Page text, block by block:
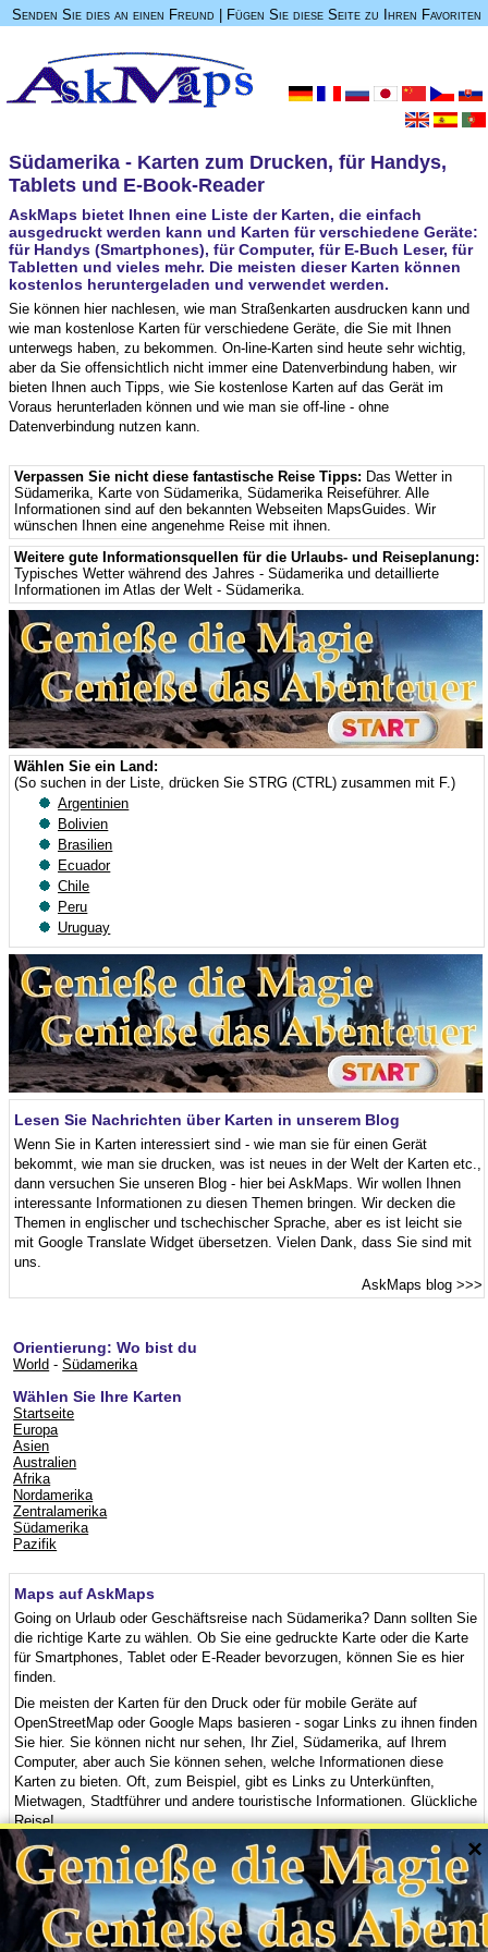
Senden Sie dies an einen Freund Fügen Sie diese Seite zu Ihren Favoriten
Südamerika - Karten zum Drucken, für Handys,
Tablets und E-Book-Reader
AskMaps bietet Ihnen eine Liste der Karten, die einfach
ausgedruckt werden kann und Karten für verschiedene Geräte:
für Handys (Smartphones), für Computer, für E-Buch Leser, für
Tabletten und vieles mehr. Die meisten dieser Karten können
kostenlos heruntergeladen und verwendet werden.
Sie können hier nachlesen, wie man Straßenkarten ausdrucken kann und
wie man kostenlose Karten für verschiedene Geräte, die Sie mit Ihnen
unterwegs haben, zu bekommen. On-line-Karten sind heute sehr wichtig,
aber da Sie offensichtlich nicht immer eine Datenverbindung haben, wir
bieten Ihnen auch Tipps, wie Sie kostenlose Karten auf das Gerät im
Voraus herunterladen können und wie man sie off-line - ohne
Datenverbindung nutzen kann.
Verpassen Sie nicht diese fantastische Reise Tipps: Das Wetter in
Südamerika, Karte von Südamerika,Südamerika Reiseführer. Alle
Informationen sind auf den bekannten Webseiten MapsGuides. Wir
wünschen Ihnen eine angenehme Reise mit ihnen.
Weitere gute Informationsquellen für die Urlaubs- und Reiseplanung:
Typisches Wetter während des Jahres - Südamerika und detaillierte
Informationen im Atlas der Welt - Südamerika.
Wählen Sie ein Land:
(So suchen in der Liste, drücken Sie STRG (CTRL) zusammen mit F.)
Argentinien
Bolivien
Brasilien
Ecuador
Chile
Peru
Uruguay
Lesen Sie Nachrichten über Karten in unserem Blog
Wenn Sie in Karten interessiert sind - wie man sie für einen Gerät
bekommt, wie man sie drucken, was ist neues in der Welt der Karten etc.,
dann versuchen Sie unseren Blog - hier bei AskMaps. Wir wollen Ihnen
interessante Informationen zu diesen Themen bringen. Wir decken die
Themen in englischer und tschechischer Sprache, aber es ist leicht sie
mit Google Translate Widget übersetzen. Vielen Dank, dass Sie sind mit
uns.
AskMaps blog >>>
Orientierung: Wo bist du
World -Südamerika
Wählen Sie Ihre Karten
Startseite
Europa
Asien
Australien
Afrika
Nordamerika
Zentralamerika
Südamerika
Pazifik
Maps auf AskMaps
Going on Urlaub oder Geschäftsreise nach Südamerika? Dann sollten Sie
die richtige Karte zu wählen. Ob Sie eine gedruckte Karte oder die Karte
für Smartphones, Tablet oder E-Reader bevorzugen, können Sie es hier
finden.
Die meisten der Karten für den Druck oder für mobile Geräte auf
OpenStreetMap oder Google Maps basieren - sogar Links zu ihnen finden
Sie hier. Sie können nicht nur sehen, Ihr Ziel, Südamerika, auf Ihrem
Computer, aber auch Sie können sehen, welche Informationen diese
Karten zu bieten. Oft, zum Beispiel, gibt es Links zu Unterkünften,
Mietwagen, Stadtführer und andere touristische Informationen. Glückliche
Reise!
×